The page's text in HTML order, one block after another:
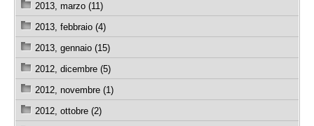
2013, marzo (11)
2013, febbraio (4)
2013, gennaio (15)
2012, dicembre (5)
2012, novembre (1)
2012, ottobre (2)